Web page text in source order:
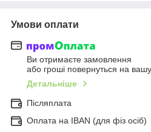
Умови оплати
Ви отримаєте замовлення
або гроші повернуться на
Детальніше
Післяплата
Оплата на IBAN (для фіз осіб)